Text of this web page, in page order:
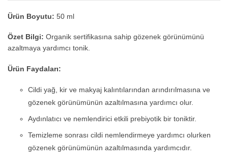
Ürün Boyutu: 50 ml
Özet Bilgi: Organik sertifikasına sahip gözenek görünümünü
azaltmaya yardımcı tonik.
Ürün Faydaları:
Cildi yağ, kir ve makyaj kalıntılarından arındırılmasına ve
gözenek görünümünün azaltılmasına yardımcı olur.
Aydınlatıcı ve nemlendirici etkili prebiyotik bir toniktir.
Temizleme sonrası cildi nemlendirmeye yardımcı olurken
gözenek görünümünün azaltılmasında yardımcıdır.